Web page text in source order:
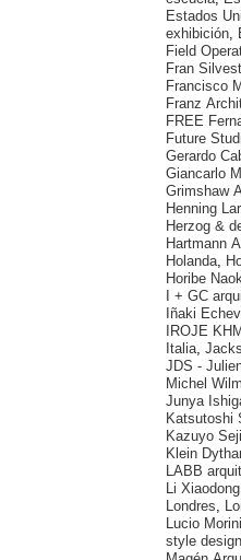
Estados
exhibición,
Field
Fran
Francisco
Franz
FREE
Future
Gerardo
Giancarlo
Grimshaw
Henning
Herzog &
Hartmann
Holanda,
Horibe
I + GC
Iñaki
IROJE
Italia,
JDS -
Michel
Junya
Katsutoshi
Kazuyo
Klein
LABB
Li Xiaodong
Londres,
Lucio Morini
style